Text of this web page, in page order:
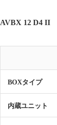
AVBX 12 D4 II
BOXタイプ
内蔵ユニット